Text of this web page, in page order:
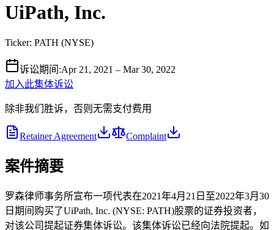
UiPath, Inc.
Ticker: PATH (NYSE)
诉讼期间 :Apr 21, 2021 – Mar 30, 2022
加入此集体诉讼
除非我们胜诉，否则无需支付费用
Retainer Agreement Complaint
案件摘要
罗森律师事务所宣布一项代表在2021年4月21日至2022年3月30
日期间购买了UiPath, Inc. (NYSE: PATH)股票的证券投资者，
对该公司提起证券集体诉讼。该集体诉讼已经向法院提起。如